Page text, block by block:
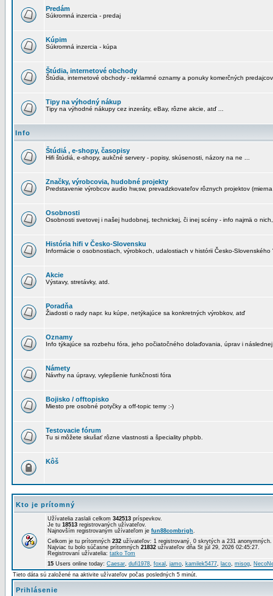
Predám
Súkromná inzercia - predaj
Kúpim
Súkromná inzercia - kúpa
Štúdia, internetové obchody
Štúdia, internetové obchody - reklamné oznamy a ponuky komerčných predajcov
Tipy na výhodný nákup
Tipy na výhodné nákupy cez inzeráty, eBay, rôzne akcie, atď ...
Info
Štúdiá , e-shopy, časopisy
Hifi štúdiá, e-shopy, aukčné servery - popisy, skúsenosti, názory na ne ...
Značky, výrobcovia, hudobné projekty
Predstavenie výrobcov audio hw,sw, prevadzkovateľov rôznych projektov
Osobnosti
Osobnosti svetovej i našej hudobnej, technickej, či inej scény - info najmä o
História hifi v Česko-Slovensku
Informácie o osobnostiach, výrobkoch, udalostiach v histórii Česko-Slovenského
Akcie
Výstavy, stretávky, atd.
Poradňa
Žiadosti o rady napr. ku kúpe, netýkajúce sa konkretných výrobkov, atď
Oznamy
Info týkajúce sa rozbehu fóra, jeho počiatočného dolaďovania, úprav i
Námety
Návrhy na úpravy, vylepšenie funkčnosti fóra
Bojisko / offtopisko
Miesto pre osobné potyčky a off-topic temy :-)
Testovacie fórum
Tu si môžete skušať rôzne vlastnosti a špeciality phpbb.
Kôš
Kto je prítomný
Užívatelia zaslali celkom 342513 príspevkov.
Je tu 18513 registrovaných užívateľov.
Najnovším registrovaným užívateľom je fun88combrigh.
Celkom je tu prítomných 232 užívateľov: 1 registrovaný, 0 skrytých a 231
Najviac tu bolo súčasne prítomných 21832 užívateľov dňa St júl 29, 2026 02:45:27.
Registrovaní užívatelia: tatko Tom
15 Users online today: Caesar, dufi1978, foxal , jamo, kamilek5477, laco, misog,
Tieto dáta sú založené na aktivite užívateľov počas posledných 5 minút.
Prihlásenie